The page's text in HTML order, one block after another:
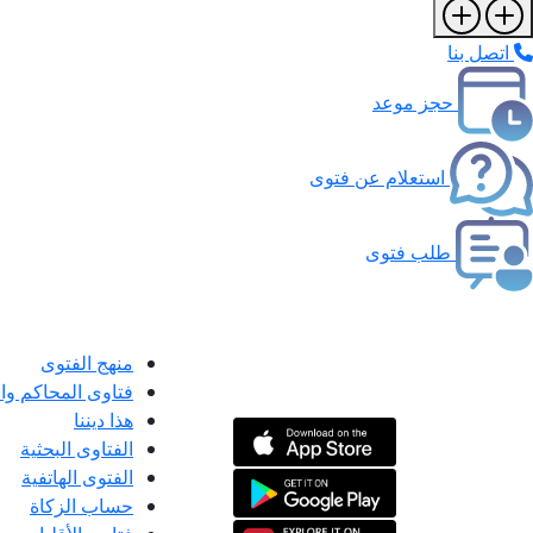
اتصل بنا
حجز موعد
استعلام عن فتوى
طلب فتوى
منهج الفتوى
فتاوى المحاكم
هذا ديننا
الفتاوى البحثية
الفتوى الهاتفية
حساب الزكاة